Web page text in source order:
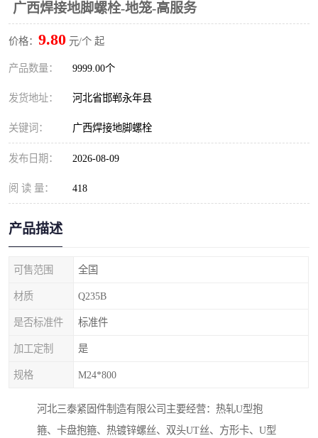
广西焊接地脚螺栓-地笼-高服务
价格： 9.80 元/个 起
产品数量： 9999.00个
发货地址： 河北省邯郸永年县
关键词： 广西焊接地脚螺栓
发布日期： 2026-08-09
阅 读 量： 418
产品描述
可售范围 全国
材质 Q235B
是否标准件 标准件
加工定制 是
规格 M24*800
河北三泰紧固件制造有限公司主要经营：热轧U型抱
箍、卡盘抱箍、热镀锌螺丝、双头UT丝、方形卡、U型